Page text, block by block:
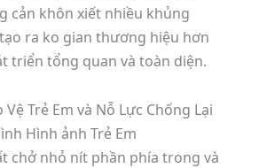
cản khôn xiết nhiều khủng
ra ko gian thương hiệu hơn
triển tổng quan và toàn diện.
Vệ Trẻ Em và Nỗ Lực Chống Lại
Hình ảnh Trẻ Em
chở nhỏ nít phần phía trong và